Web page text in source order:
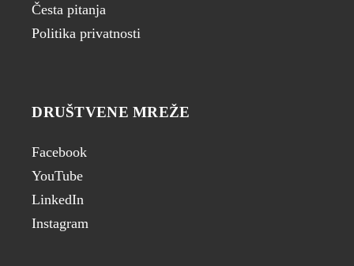
Česta pitanja
Politika privatnosti
DRUŠTVENE MREŽE
Facebook
YouTube
LinkedIn
Instagram